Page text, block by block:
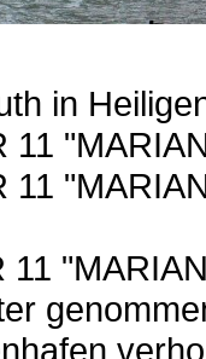
in
11
11
11